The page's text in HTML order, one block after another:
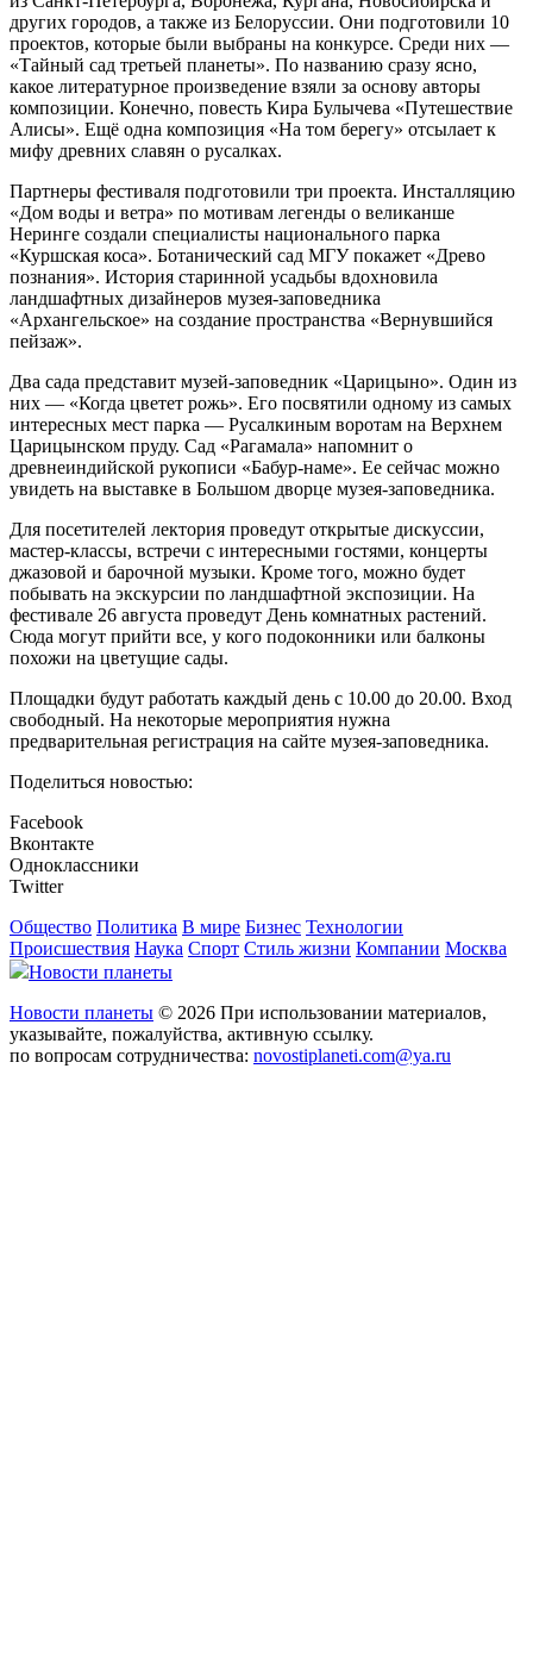
других городов, а также из Белоруссии. Они подготовили 10
проектов, которые были выбраны на конкурсе. Среди них —
«Тайный сад третьей планеты». По названию сразу ясно,
какое литературное произведение взяли за основу авторы
композиции. Конечно, повесть Кира Булычева «Путешествие
Алисы». Ещё одна композиция «На том берегу» отсылает к
мифу древних славян о русалках.
Партнеры фестиваля подготовили три проекта. Инсталляцию
«Дом воды и ветра» по мотивам легенды о великанше
Неринге создали специалисты национального парка
«Куршская коса». Ботанический сад МГУ покажет «Древо
познания». История старинной усадьбы вдохновила
ландшафтных дизайнеров музея-заповедника
«Архангельское» на создание пространства «Вернувшийся
пейзаж».
Два сада представит музей-заповедник «Царицыно». Один из
них — «Когда цветет рожь». Его посвятили одному из самых
интересных мест парка — Русалкиным воротам на Верхнем
Царицынском пруду. Сад «Рагамала» напомнит о
древнеиндийской рукописи «Бабур-наме». Ее сейчас можно
увидеть на выставке в Большом дворце музея-заповедника.
Для посетителей лектория проведут открытые дискуссии,
мастер-классы, встречи с интересными гостями, концерты
джазовой и барочной музыки. Кроме того, можно будет
побывать на экскурсии по ландшафтной экспозиции. На
фестивале 26 августа проведут День комнатных растений.
Сюда могут прийти все, у кого подоконники или балконы
похожи на цветущие сады.
Площадки будут работать каждый день с 10.00 до 20.00. Вход
свободный. На некоторые мероприятия нужна
предварительная регистрация на сайте музея-заповедника.
Поделиться новостью:
Facebook
Вконтакте
Одноклассники
Twitter
Общество Политика В мире Бизнес Технологии
Происшествия Наука Спорт Стиль жизни Компании Москва
Новости планеты
Новости планеты © 2026 При использовании материалов,
указывайте, пожалуйства, активную ссылку.
по вопросам сотрудничества: novostiplaneti.com@ya.ru